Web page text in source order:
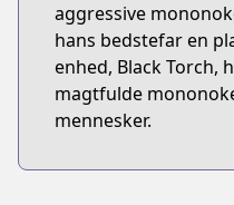
aggressive
hans bedstefar en
enhed, Black Torch,
magtfulde
mennesker.